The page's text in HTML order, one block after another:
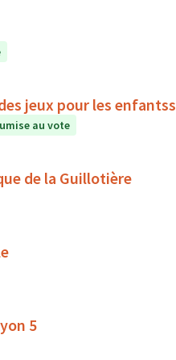
jeux pour les enfantss
au vote
de la Guillotière
5